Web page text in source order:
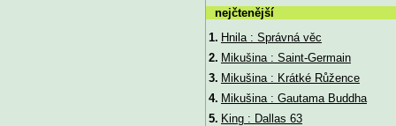
nejčtenější
1. Hnila : Správná věc
2. Mikušina : Saint-Germain
3. Mikušina : Krátké Růžence
4. Mikušina : Gautama Buddha
5. King : Dallas 63